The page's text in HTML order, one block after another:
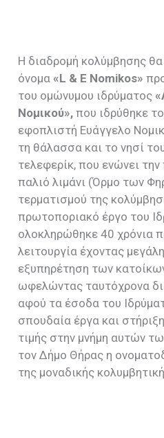
Η διαδρομή κολύμβησης
όνομα«L & E Nomikos»
του ομώνυμου ιδρύματος
Νομικού», που ιδρύθηκε
εφοπλιστή Ευάγγελο
τη θάλασσα και το νησί
τελεφερίκ, που ενώνει
παλιό λιμάνι (Όρμο των
τερματισμού της
πρωτοποριακό έργο του
ολοκληρώθηκε 40 χρόνια
λειτουργία έχοντας
εξυπηρέτηση των
ωφελώντας ταυτόχρονα
αφού τα έσοδα του
σπουδαία έργα και
τιμής στην μνήμη αυτών
τον Δήμο Θήρας η
της μοναδικής